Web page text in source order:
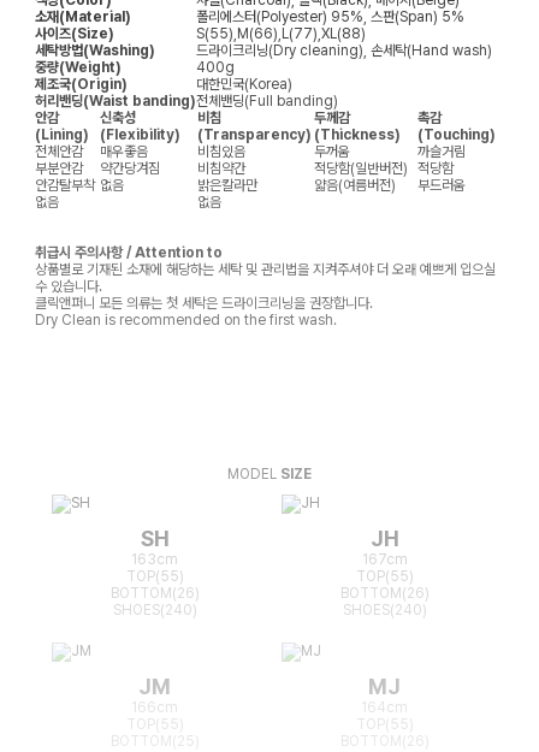
소재(Material)
폴리에스터(Polyester) 95%, 스판(Span) 5%
사이즈(Size)
S(55),M(66),L(77),XL(88)
세탁방법(Washing)
드라이크리닝(Dry cleaning), 손세탁(Hand wash)
중량(Weight)
400g
제조국(Origin)
대한민국(Korea)
허리밴딩(Waist banding)전체밴딩(Full banding)
안감
(Lining)
신축성
(Flexibility)
비침
(Transparency)
두께감
(Thickness)
촉감
(Touching)
전체안감
매우좋음 비침있음 두꺼움
까슬거림
부분안감
약간당겨짐 비침약간 적당함(일반버전)
적당함
안감탈부착 없음 밝은칼라만 얇음(여름버전)
부드러움
없음
없음
취급시 주의사항 / Attention to
상품별로 기재된 소재에 해당하는 세탁 및 관리법을 지켜주셔야 더 오래 예쁘게 입으실
수 있습니다.
클릭앤퍼니 모든 의류는 첫 세탁은 드라이크리닝을 권장합니다.
Dry Clean is recommended on the first wash.
MODEL SIZE
SH
163cm
TOP(55)
BOTTOM(26)
SHOES(240)
JH
167cm
TOP(55)
BOTTOM(26)
SHOES(240)
JM
166cm
TOP(55)
BOTTOM(25)
MJ
164cm
TOP(55)
BOTTOM(26)